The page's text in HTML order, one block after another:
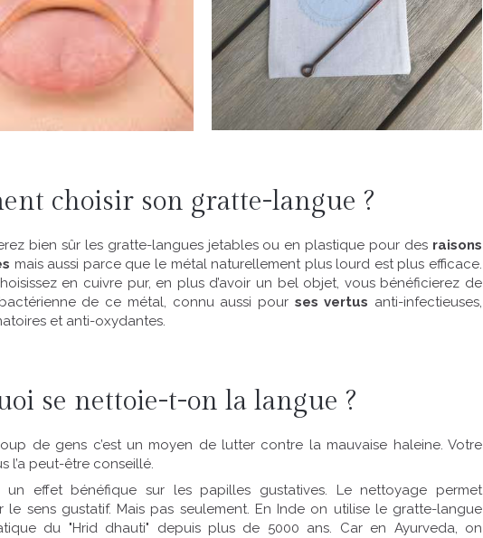
choisir son gratte-langue ?
bien sûr les gratte-langues jetables ou en plastique pour des raisons
mais aussi parce que le métal naturellement plus lourd est plus efficace.
en cuivre pur, en plus d’avoir un bel objet, vous bénéficierez de
de ce métal, connu aussi pour ses vertus anti-infectieuses,
et anti-oxydantes.
se nettoie-t-on la langue ?
de gens c’est un moyen de lutter contre la mauvaise haleine. Votre
l’a peut-être conseillé.
un effet bénéfique sur les papilles gustatives. Le nettoyage permet
le sens gustatif. Mais pas seulement. En Inde on utilise le gratte-langue
du "Hrid dhauti" depuis plus de 5000 ans. Car en Ayurveda, on